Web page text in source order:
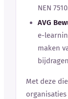
NEN
AVG
e-
maken
Met deze